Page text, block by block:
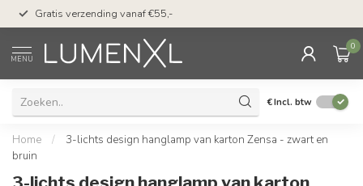
Gratis verzending vanaf €55,-
MENU
0
€Incl. btw
Home /
3-lichts design hanglamp van karton Zensa - zwart en
bruin